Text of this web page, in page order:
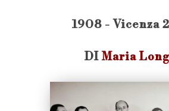
1908 - Vicenza
DI Maria